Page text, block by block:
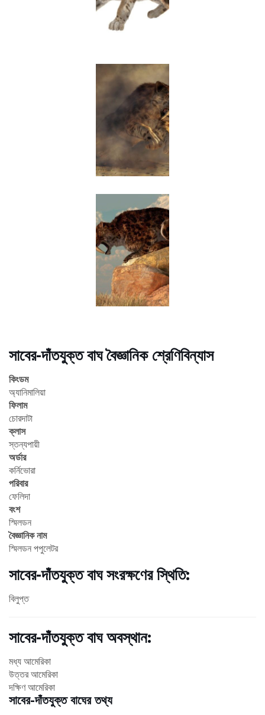
সাবের-দাঁতযুক্ত বাঘ বৈজ্ঞানিক শ্রেণিবিন্যাস
কিংডম
অ্যানিমালিয়া
ফিলাম
চোরদাটা
ক্লাস
স্তন্যপায়ী
অর্ডার
কর্নিভোরা
পরিবার
ফেলিদা
বংশ
স্মিলডন
বৈজ্ঞানিক নাম
স্মিলডন পপুলেটর
সাবের-দাঁতযুক্ত বাঘ সংরক্ষণের স্থিতি:
বিলুপ্ত
সাবের-দাঁতযুক্ত বাঘ অবস্থান:
মধ্য আমেরিকা
উত্তর আমেরিকা
দক্ষিণ আমেরিকা
সাবের-দাঁতযুক্ত বাঘের তথ্য